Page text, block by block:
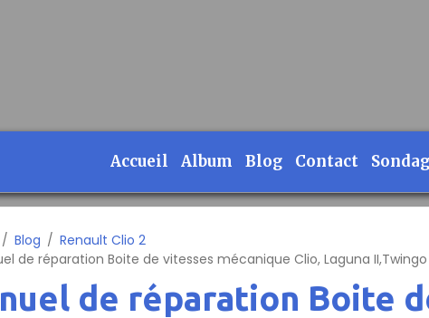
Accueil Album Blog Contact
Blog
Renault Clio 2
de réparation Boite de vitesses mécanique Clio, Laguna II,Twingo
de réparation Boite